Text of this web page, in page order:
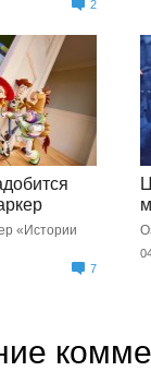
2
«Истории
7